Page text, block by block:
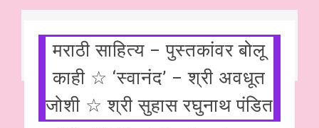
मराठी साहित्य – पुस्तकांवर बोलू
काही ☆ ‘स्वानंद’ – श्री अवधूत
जोशी ☆ श्री सुहास रघुनाथ पंडित